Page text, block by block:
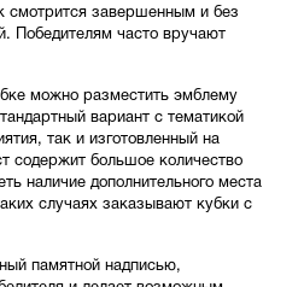
смотрится завершенным и без
Победителям часто вручают
можно разместить эмблему
вариант с тематикой
так и изготовленный на
содержит большое количество
наличие дополнительного места
случаях заказывают кубки с
памятной надписью,